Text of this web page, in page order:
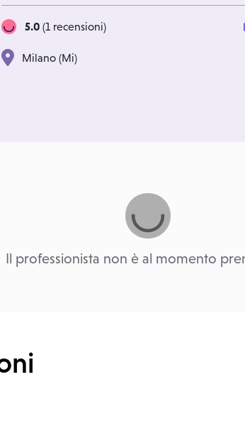
5.0(1 recensioni)
Milano (Mi)
Il professionista non è al momento